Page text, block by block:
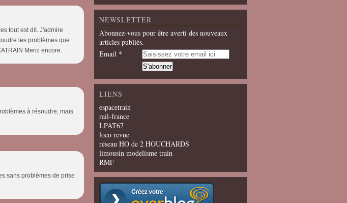
tout est dit. J'admire
les problèmes que
Merci encore.
à résoudre, mais
sans problèmes de prise
NEWSLETTER
Abonnez-vous pour être averti des nouveaux
articles publiés.
Email
LIENS
espacetrain
rail-france
LPAT67
loco revue
réseau HO de 2 HOUCHARDS
limousin modelisme train
RMF